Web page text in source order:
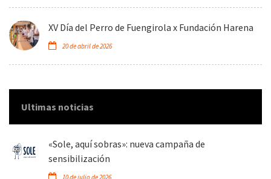
XV Día del Perro de Fuengirola x Fundación Harena
20 de abril de 2026
Ultimas noticias
«Sole, aquí sobras»: nueva campaña de
sensibilización
10 de julio de 2026